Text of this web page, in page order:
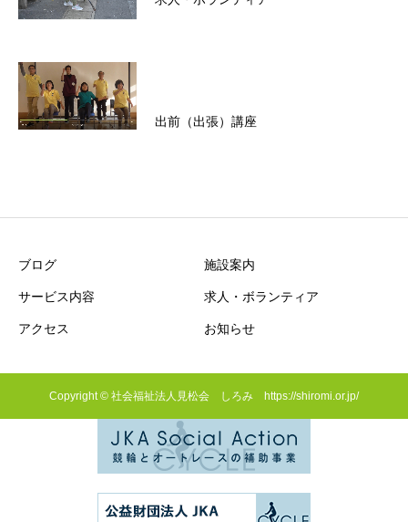
出前（出張）講座
ブログ 施設案内
サービス内容 求人・ボランティア
アクセス お知らせ
Copyright © 社会福祉法人見松会 しろみ https://shiromi.or.jp/